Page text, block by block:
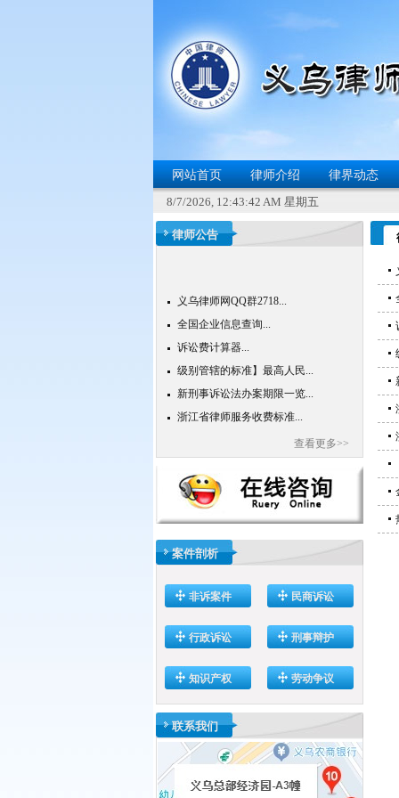
网站首页 律师介绍
律界动态
8/7/2026, 12:43:43 AM 星期五
律师公告
查看更多>>
案件剖析
非诉案件 民商诉讼
行政诉讼 刑事辩护
知识产权 劳动争议
联系我们